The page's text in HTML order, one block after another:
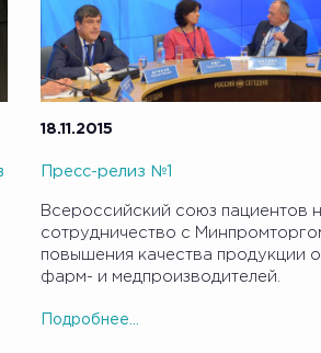
18.11.2015
Пресс-релиз №1
Всероссийский союз пациентов
сотрудничество с
повышения качества продукции
фарм- и медпроизводителей.
Подробнее...